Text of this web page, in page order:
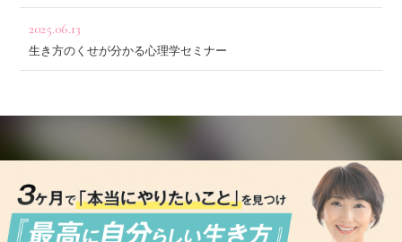
2025.06.13
生き方のくせが分かる心理学セミナー